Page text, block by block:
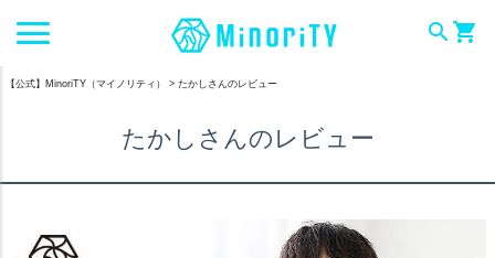
searchshopping_cart
【公式】MinoriTY（マイノリティ） たかしさんのレビュー
たかしさんのレビュー